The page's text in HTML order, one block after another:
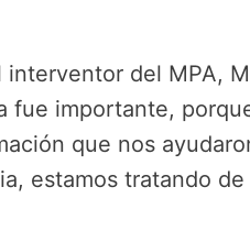
del MPA,
fue importante,
que nos
estamos tratando